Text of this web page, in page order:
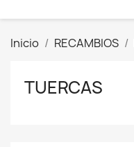
Inicio RECAMBIOS
TUERCAS